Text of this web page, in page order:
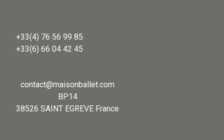
+33(4) 76 56 99 85
+33(6) 66 04 42 45
contact@maisonballet.com
BP14
38526 SAINT EGREVE France